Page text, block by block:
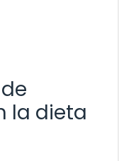
la dieta